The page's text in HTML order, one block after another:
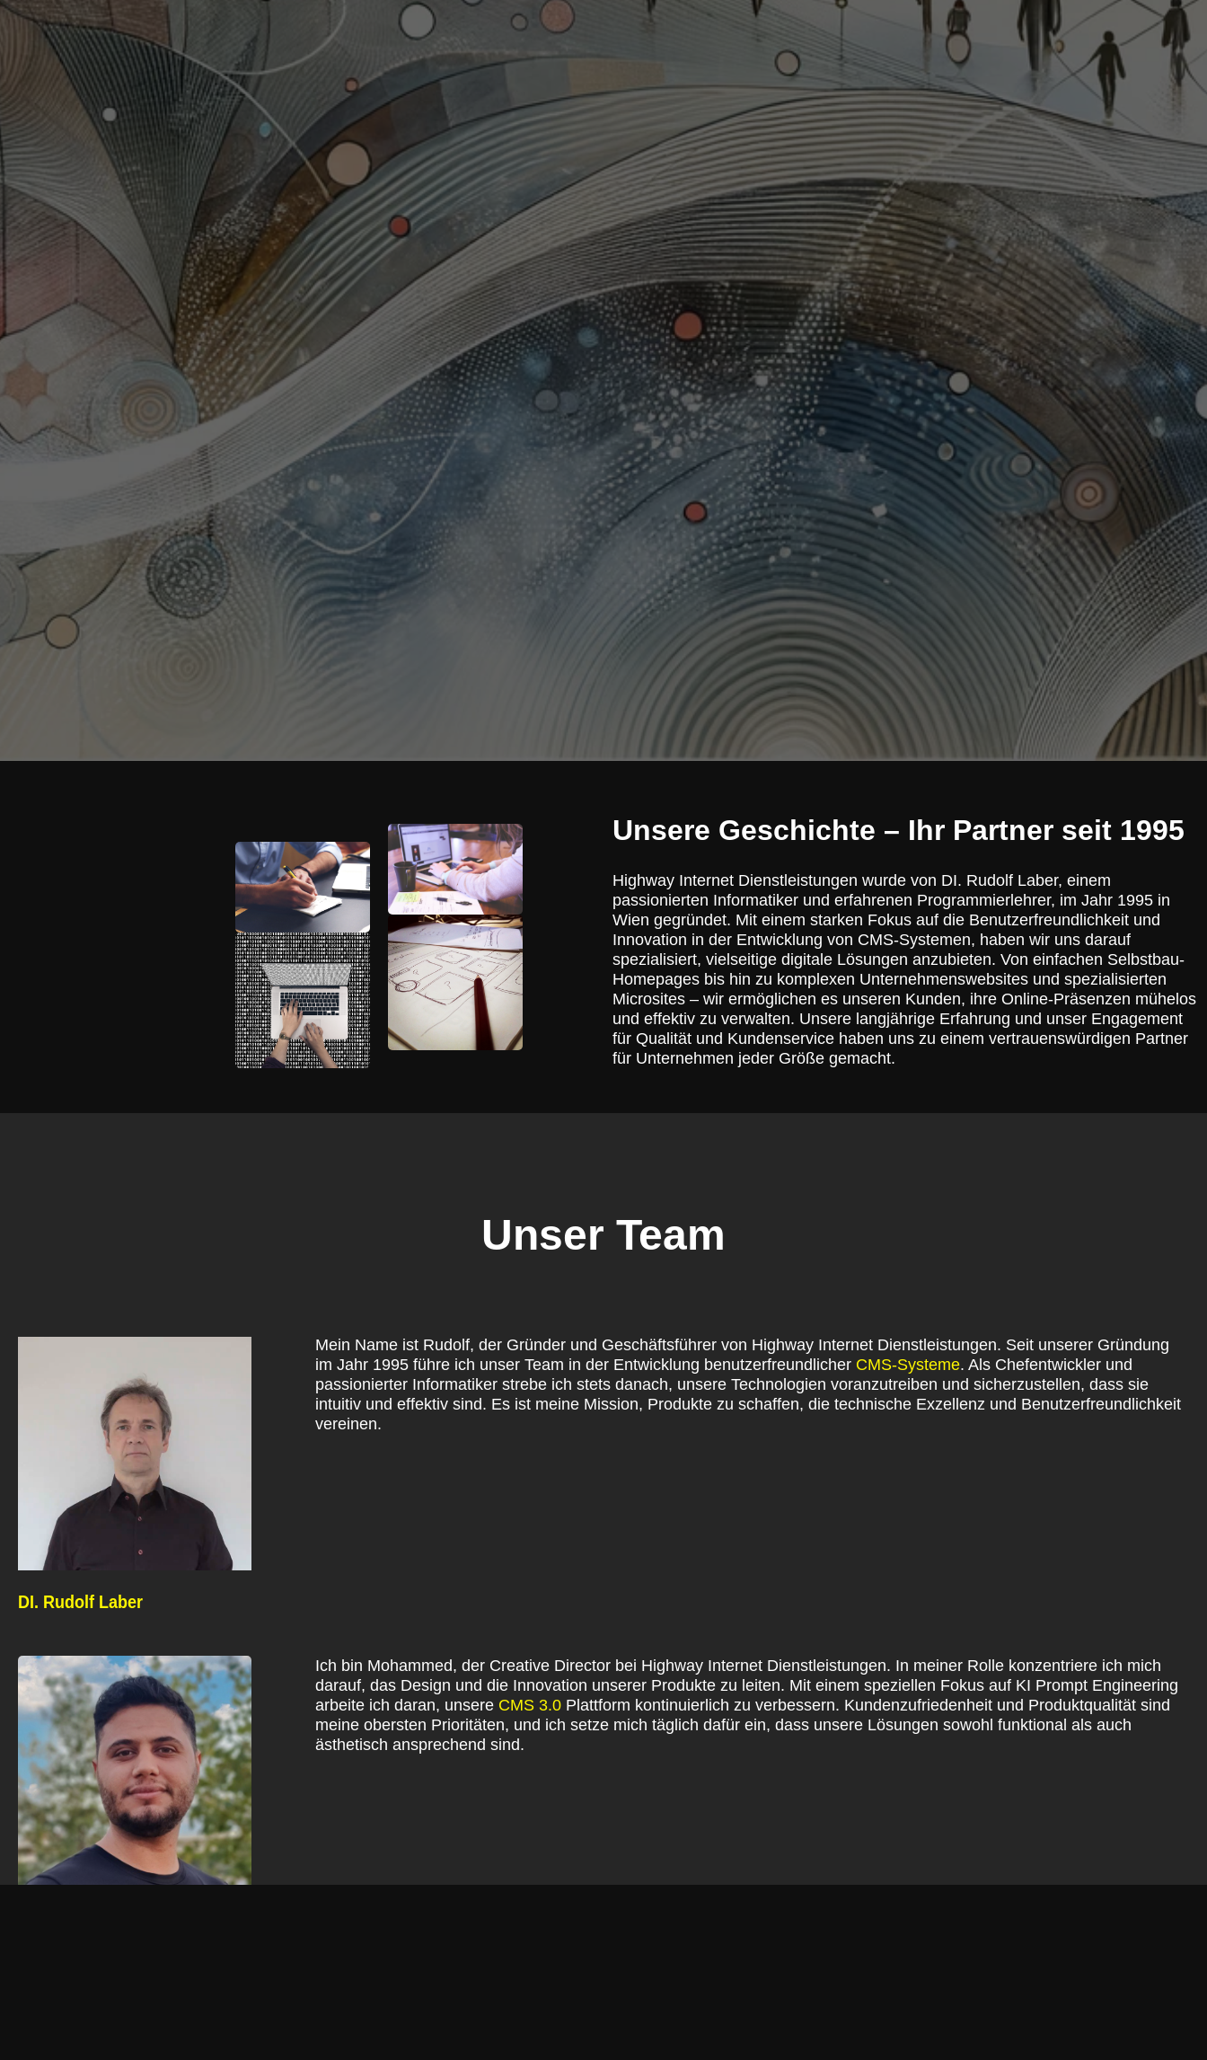
Unsere Geschichte – Ihr Partner seit 1995
Highway Internet Dienstleistungen wurde von DI. Rudolf Laber, einem
passionierten Informatiker und erfahrenen Programmierlehrer, im Jahr 1995 in
Wien gegründet. Mit einem starken Fokus auf die Benutzerfreundlichkeit und
Innovation in der Entwicklung von CMS-Systemen, haben wir uns darauf
spezialisiert, vielseitige digitale Lösungen anzubieten. Von einfachen Selbstbau-
Homepages bis hin zu komplexen Unternehmenswebsites und spezialisierten
Microsites – wir ermöglichen es unseren Kunden, ihre Online-Präsenzen mühelos
und effektiv zu verwalten. Unsere langjährige Erfahrung und unser Engagement
für Qualität und Kundenservice haben uns zu einem vertrauenswürdigen Partner
für Unternehmen jeder Größe gemacht.
Unser Team
DI. Rudolf Laber
Mein Name ist Rudolf, der Gründer und Geschäftsführer von Highway Internet Dienstleistungen. Seit unserer Gründung
im Jahr 1995 führe ich unser Team in der Entwicklung benutzerfreundlicher CMS-Systeme. Als Chefentwickler und
passionierter Informatiker strebe ich stets danach, unsere Technologien voranzutreiben und sicherzustellen, dass sie
intuitiv und effektiv sind. Es ist meine Mission, Produkte zu schaffen, die technische Exzellenz und Benutzerfreundlichkeit
vereinen.
Ich bin Mohammed, der Creative Director bei Highway Internet Dienstleistungen. In meiner Rolle konzentriere ich mich
darauf, das Design und die Innovation unserer Produkte zu leiten. Mit einem speziellen Fokus auf KI Prompt Engineering
arbeite ich daran, unsere CMS 3.0 Plattform kontinuierlich zu verbessern. Kundenzufriedenheit und Produktqualität sind
meine obersten Prioritäten, und ich setze mich täglich dafür ein, dass unsere Lösungen sowohl funktional als auch
ästhetisch ansprechend sind.